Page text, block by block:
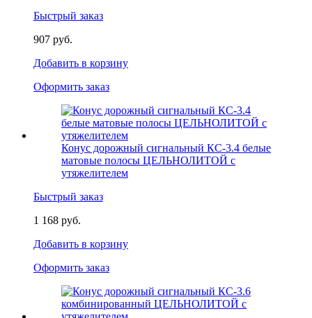
Быстрый заказ
907 руб.
Добавить в корзину
Оформить заказ
Конус дорожный сигнальный КС-3.4 белые
матовые полосы ЦЕЛЬНОЛИТОЙ с
утяжелителем
Быстрый заказ
1 168 руб.
Добавить в корзину
Оформить заказ